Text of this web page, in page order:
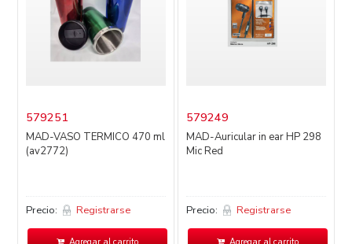
579251
MAD-VASO TERMICO 470 ml
(av2772)
Precio: Registrarse
579249
MAD-Auricular in ear HP 298
Mic Red
Precio: Registrarse